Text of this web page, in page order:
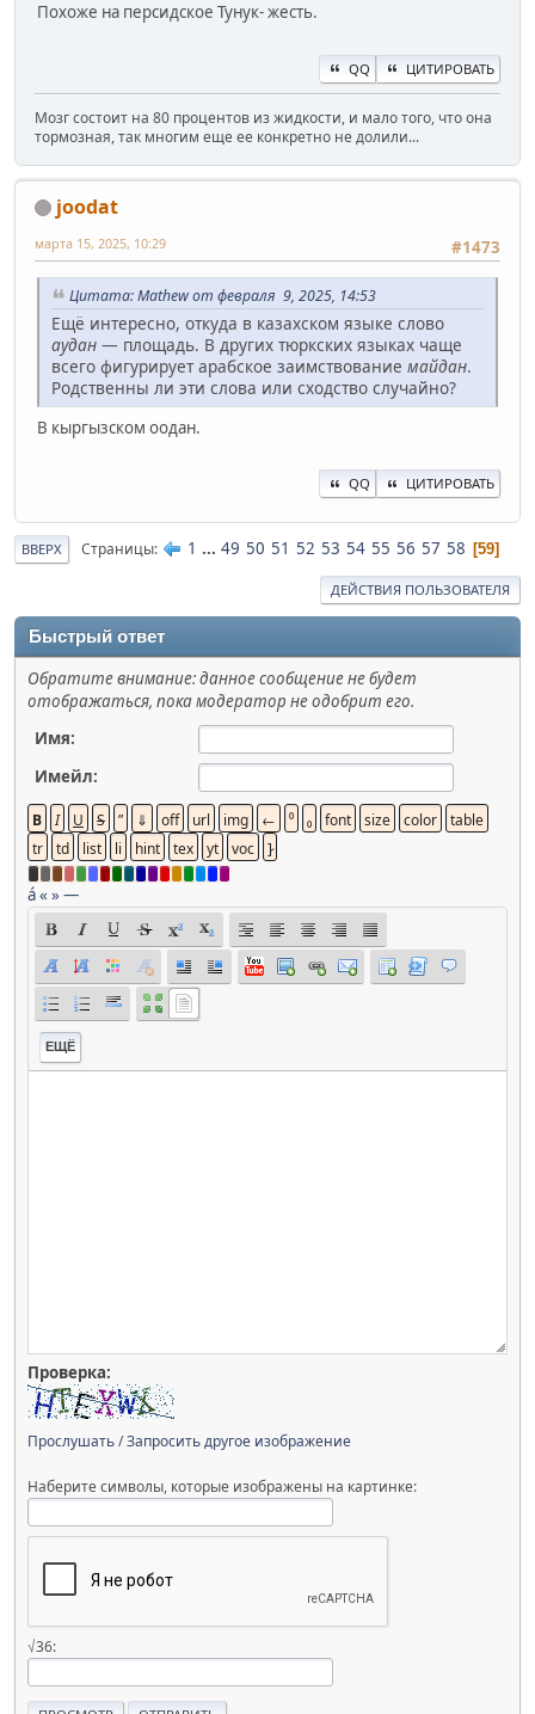
Похоже на персидское Тунук- жесть.
QQ ЦИТИРОВАТЬ
Мозг состоит на 80 процентов из жидкости, и мало того, что она
тормозная, так многим еще ее конкретно не долили...
joodat
#1473
марта 15, 2025, 10:29
Цитата: Mathew от февраля 9, 2025, 14:53
Ещё интересно, откуда в казахском языке слово
аудан — площадь. В других тюркских языках чаще
всего фигурирует арабское заимствование майдан.
Родственны ли эти слова или сходство случайно?
В кыргызском оодан.
QQ ЦИТИРОВАТЬ
ВВЕРХ Страницы 1 ... 49 50 51 52 53 54 55 56 57 58 59
ДЕЙСТВИЯ ПОЛЬЗОВАТЕЛЯ
Быстрый ответ
Обратите внимание: данное сообщение не будет
отображаться, пока модератор не одобрит его.
Имя:
Имейл:
á« »—
ЕЩЁ
Проверка:
Прослушать/Запросить другое изображение
Наберите символы, которые изображены на картинке:
√36: